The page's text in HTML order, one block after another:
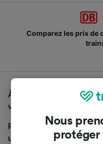
Comparez les prix de
À la recherche d'un bus
vous êtes au bon endroit.
Pour trouver des billets
une recherche ci-
Nous
protéger